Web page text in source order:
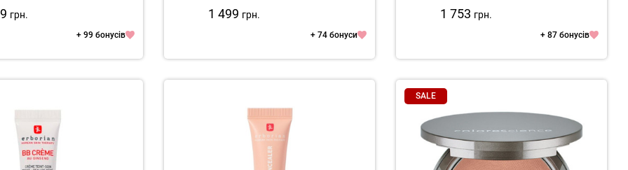
грн.
+ 99 бонусів
1 499 грн.
+ 74 бонуси
1 753 грн.
+ 87 бонусів
SALE